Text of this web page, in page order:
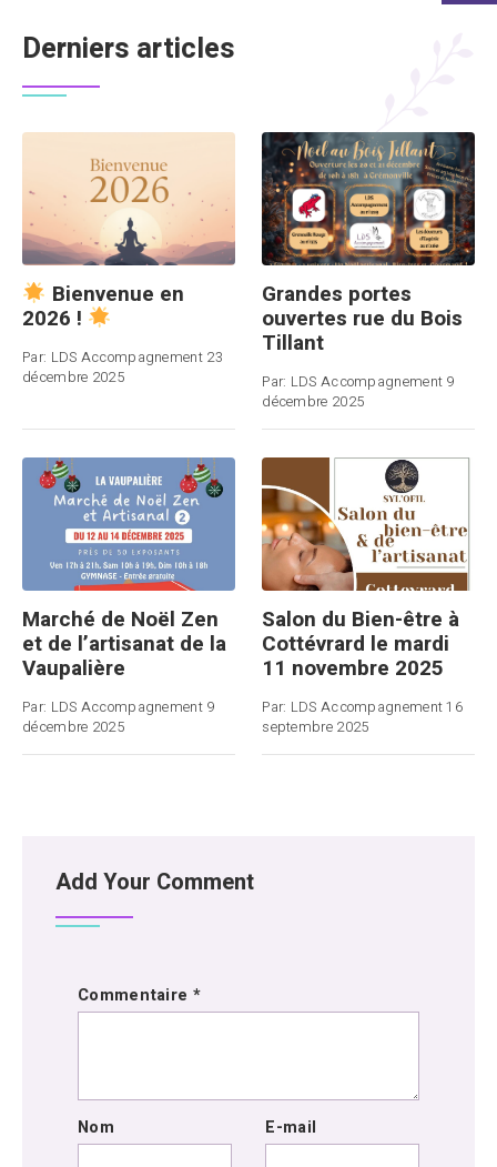
Derniers articles
Bienvenue en
2026 !
Par: LDS Accompagnement 23
décembre 2025
Grandes portes
ouvertes rue du Bois
Tillant
Par: LDS Accompagnement 9
décembre 2025
Marché de Noël Zen
et de l’artisanat de la
Vaupalière
Par: LDS Accompagnement 9
décembre 2025
Salon du Bien-être à
Cottévrard le mardi
11 novembre 2025
Par: LDS Accompagnement16
septembre 2025
Add Your Comment
Commentaire *
Nom E-mail